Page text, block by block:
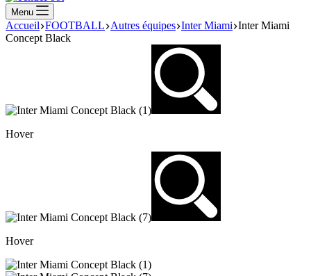
Menu
Accueil FOOTBALL Autres équipes Inter Miami Inter Miami
Concept Black
Hover
Hover